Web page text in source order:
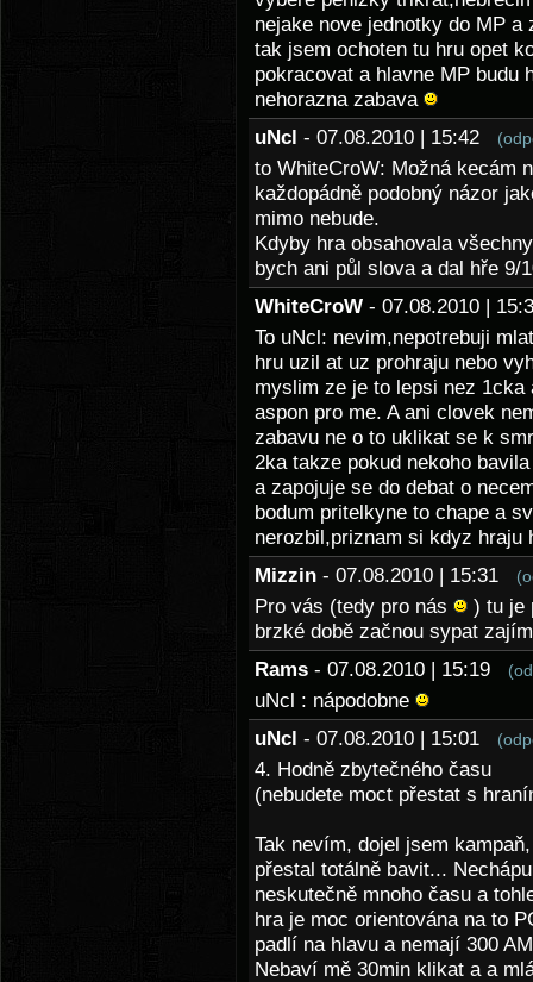
nejake nove jednotky do MP
tak jsem ochoten tu hru opet
pokracovat a hlavne MP budu
nehorazna zabava
uNcl - 07.08.2010 | 15:42
to WhiteCroW: Možná kecám
každopádně podobný názor
mimo nebude.
Kdyby hra obsahovala
bych ani půl slova a dal hře
WhiteCroW - 07.08.2010 |
To uNcl: nevim,nepotrebuji
hru uzil at uz prohraju nebo
myslim ze je to lepsi nez 1cka
aspon pro me. A ani clovek
zabavu ne o to uklikat se k
2ka takze pokud nekoho
a zapojuje se do debat o
bodum pritelkyne to chape a
nerozbil,priznam si kdyz hraju
Mizzin - 07.08.2010 | 15:31
Pro vás (tedy pro nás
) tu je
brzké době začnou sypat
Rams - 07.08.2010 | 15:19
uNcl : nápodobne
uNcl - 07.08.2010 | 15:01
4. Hodně zbytečného času
(nebudete moct přestat s
Tak nevím, dojel jsem
přestal totálně bavit...
neskutečně mnoho času a
hra je moc orientována na to
padlí na hlavu a nemají 300
Nebaví mě 30min klikat a a